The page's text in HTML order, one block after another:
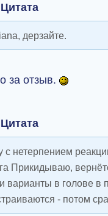
Цитата
дерзайте.
за отзыв.
Цитата
с нетерпением
Прикидываю,
варианты в голове в
- потом